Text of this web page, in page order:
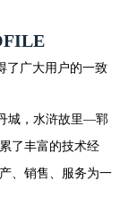
了广大用户的一致
城，水浒故里—郓
了丰富的技术经
、销售、服务为一